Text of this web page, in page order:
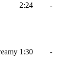
2:24 -
1:30 -